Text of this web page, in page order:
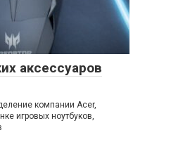
аксессуаров
компании Acer,
игровых ноутбуков,